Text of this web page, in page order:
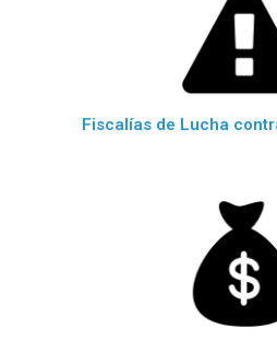
Fiscalías de Lucha